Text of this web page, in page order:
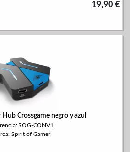
19,90 €
Crossgame negro y azul
SOG-CONV1
Spirit of Gamer